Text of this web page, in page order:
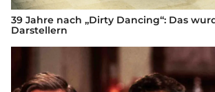
39 Jahre nach „Dirty Dancing“: Das
Darstellern